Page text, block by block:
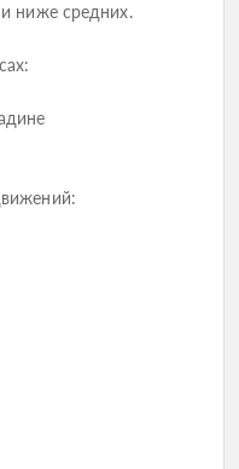
ниже средних.